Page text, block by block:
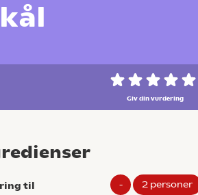
Giv din vurdering
til - 2 personer